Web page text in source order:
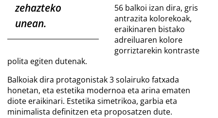
zehazteko
unean.
56 balkoi izan dira, gris
antrazita kolorekoak,
eraikinaren bistako
adreiluaren kolore
gorriztarekin kontraste
polita egiten dutenak.
Balkoiak dira protagonistak 3 solairuko fatxada
honetan, eta estetika modernoa eta arina ematen
diote eraikinari. Estetika simetrikoa, garbia eta
minimalista definitzen eta proposatzen dute.